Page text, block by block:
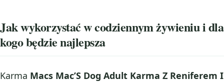
Jak wykorzystać w codziennym żywieniu i dla
kogo będzie najlepsza
Karma Macs Mac’S Dog Adult Karma Z Reniferem I